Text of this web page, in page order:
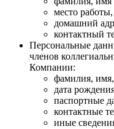
место
домашний
контактный
Персональные
членов
Компании:
фамилия, имя,
дата
паспортные
контактные
иные